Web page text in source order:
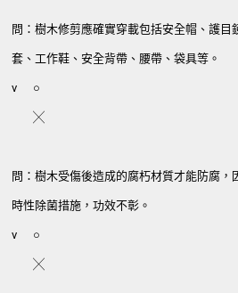
問：樹木修剪應確實穿載包括安全帽、護目
套、工作鞋、安全背帶、腰帶、袋具等。
v ○
╳
問：樹木受傷後造成的腐朽材質才能防腐
時性除菌措施，功效不彰。
v ○
╳